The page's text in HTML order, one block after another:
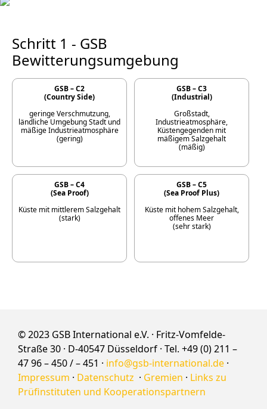
Schritt 1 - GSB
Bewitterungsumgebung
GSB – C2
(Country Side)
geringe Verschmutzung,
ländliche Umgebung Stadt und
mäßige Industrieatmosphäre
(gering)
GSB – C3
(Industrial)
Großstadt,
Industrieatmosphäre,
Küstengegenden mit
mäßigem Salzgehalt
(mäßig)
GSB – C4
(Sea Proof)
Küste mit mittlerem Salzgehalt
(stark)
GSB – C5
(Sea Proof Plus)
Küste mit hohem Salzgehalt,
offenes Meer
(sehr stark)
© 2023 GSB International e.V. · Fritz-Vomfelde-
Straße 30 · D-40547 Düsseldorf · Tel. +49 (0) 211 –
47 96 – 450 / – 451 · info@gsb-international.de ·
Impressum · Datenschutz · Gremien · Links zu
Prüfinstituten und Kooperationspartnern